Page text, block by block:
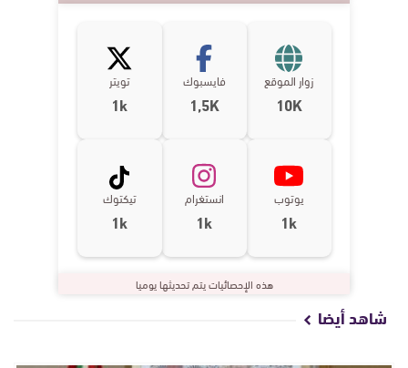
زوار الموقع
10K
فايسبوك
1,5K
تويتر
1k
يوتوب
1k
انستغرام
1k
تيكتوك
1k
هذه الإحصائيات يتم تحديثها يوميا
شاهد أيضا